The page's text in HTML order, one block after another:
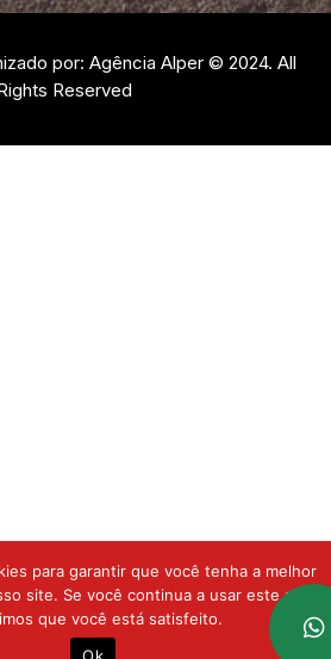
por: Agência Alper © 2024. All
Reserved
para garantir que você tenha a melhor
site. Se você continua a usar este site,
que você está satisfeito.
Ok